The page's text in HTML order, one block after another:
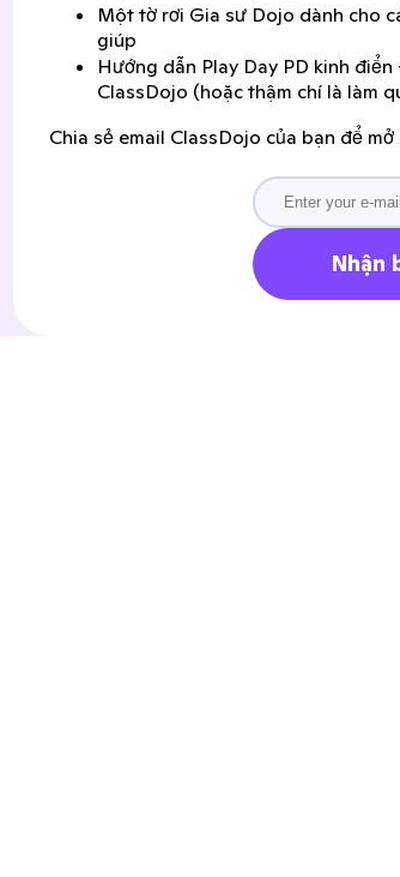
Một tờ rơi Gia sư Dojo dành cho
giúp
Hướng dẫn Play Day PD kinh
ClassDojo (hoặc thậm chí là làm
Chia sẻ email ClassDojo của bạn để
Nhận